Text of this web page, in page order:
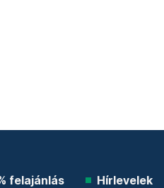
felajánlás Hírlevelek